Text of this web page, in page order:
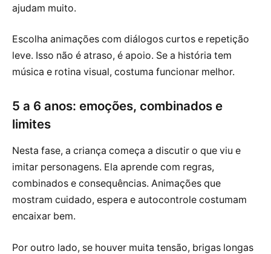
ajudam muito.
Escolha animações com diálogos curtos e repetição
leve. Isso não é atraso, é apoio. Se a história tem
música e rotina visual, costuma funcionar melhor.
5 a 6 anos: emoções, combinados e
limites
Nesta fase, a criança começa a discutir o que viu e
imitar personagens. Ela aprende com regras,
combinados e consequências. Animações que
mostram cuidado, espera e autocontrole costumam
encaixar bem.
Por outro lado, se houver muita tensão, brigas longas